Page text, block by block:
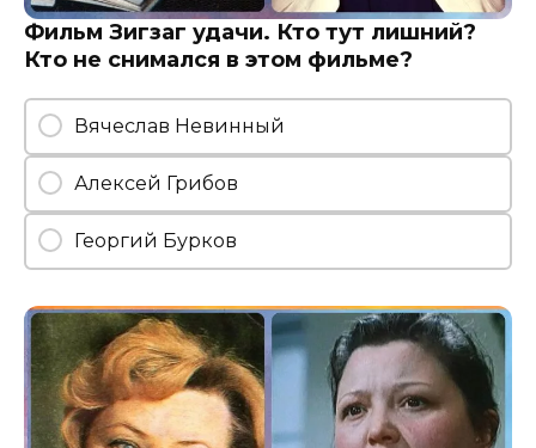
Фильм Зигзаг удачи. Кто тут лишний?
Кто не снимался в этом фильме?
Вячеслав Невинный
Алексей Грибов
Георгий Бурков